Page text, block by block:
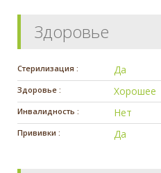
Здоровье
Стерилизация : Да
Здоровье : Хорошее
Инвалидность : Нет
Прививки : Да